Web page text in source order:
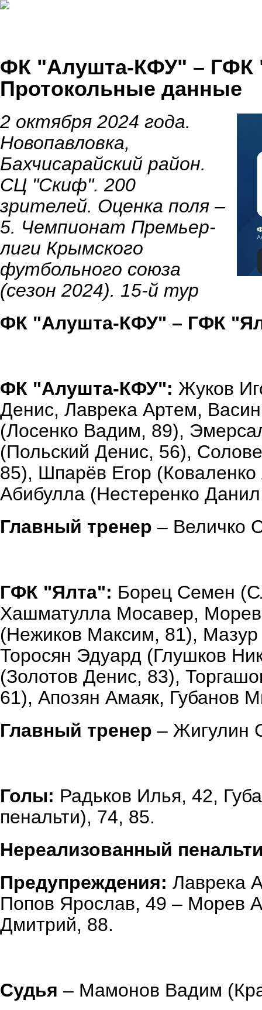
ФК "Алушта-КФУ" – ГФК
Протокольные данные
2 октября 2024 года.
Новопавловка,
Бахчисарайский район.
СЦ "Скиф". 200
зрителей. Оценка поля –
5. Чемпионат Премьер-
лиги Крымского
футбольного союза
(сезон 2024). 15-й тур
ФК "Алушта-КФУ" – ГФК
ФК "Алушта-КФУ": Жуков
Денис, Лаврека Артем,
(Лосенко Вадим, 89),
(Польский Денис, 56),
85), Шпарёв Егор
Абибулла (Нестеренко
Главный тренер – Величко
ГФК "Ялта": Борец Семен
Хашматулла Мосавер,
(Нежиков Максим, 81), Мазур
Торосян Эдуард (Глушков
(Золотов Денис, 83),
61), Апозян Амаяк, Губанов
Главный тренер – Жигулин
Голы: Радьков Илья, 42,
пенальти), 74, 85.
Нереализованный
Предупреждения: Лаврека
Попов Ярослав, 49 – Морев
Дмитрий, 88.
Судья – Мамонов Вадим